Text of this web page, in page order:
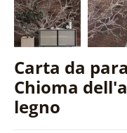
Carta da
Chioma
legno